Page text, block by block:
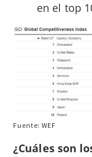
en el top
Fuente: WEF
¿Cuáles son